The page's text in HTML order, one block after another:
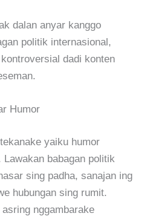
dalan anyar kanggo
politik internasional,
dadi konten
Humor
yaiku humor
babagan politik
sing padha, sanajan ing
hubungan sing rumit.
nggambarake